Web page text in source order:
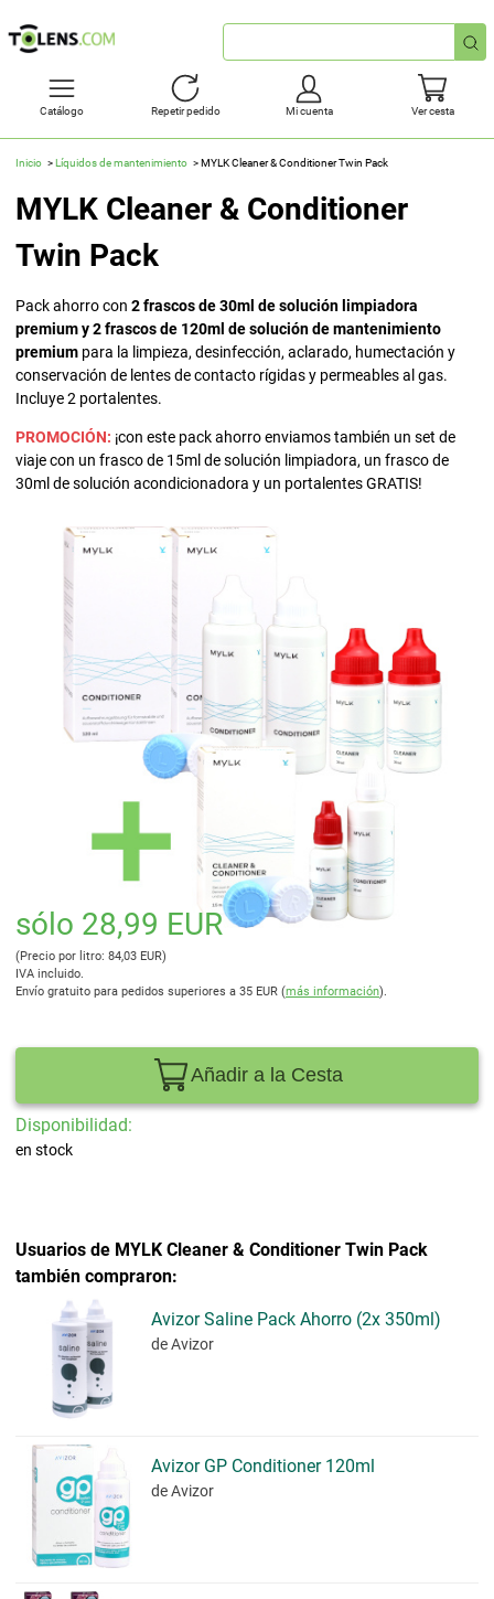
Búsqueda
rápida
Catálogo Repetir pedido Mi cuenta Ver cesta
Inicio Líquidos de mantenimiento MYLK Cleaner & Conditioner Twin Pack
MYLK Cleaner & Conditioner
Twin Pack
Pack ahorro con 2 frascos de 30ml de solución limpiadora
premium y 2 frascos de 120ml de solución de mantenimiento
premium para la limpieza, desinfección, aclarado, humectación y
conservación de lentes de contacto rígidas y permeables al gas.
Incluye 2 portalentes.
PROMOCIÓN: ¡con este pack ahorro enviamos también un set de
viaje con un frasco de 15ml de solución limpiadora, un frasco de
30ml de solución acondicionadora y un portalentes GRATIS!
sólo 28,99 EUR
(Precio por litro: 84,03 EUR)
IVA incluido.
Envío gratuito para pedidos superiores a 35 EUR (más información).
Añadir a la Cesta
Disponibilidad:
en stock
Usuarios de MYLK Cleaner & Conditioner Twin Pack
también compraron:
Avizor Saline Pack Ahorro (2x 350ml)
de Avizor
Avizor GP Conditioner 120ml
de Avizor